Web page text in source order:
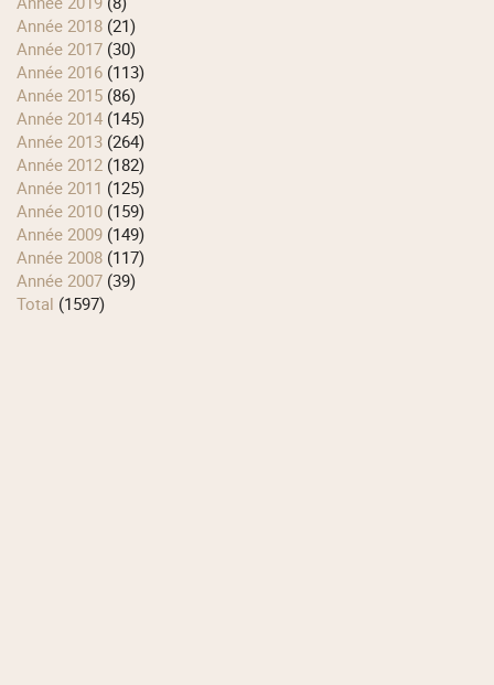
année 2018 (21)
année 2017 (30)
année 2016 (113)
année 2015 (86)
année 2014 (145)
année 2013 (264)
année 2012 (182)
année 2011 (125)
année 2010 (159)
année 2009 (149)
année 2008 (117)
année 2007 (39)
total (1597)